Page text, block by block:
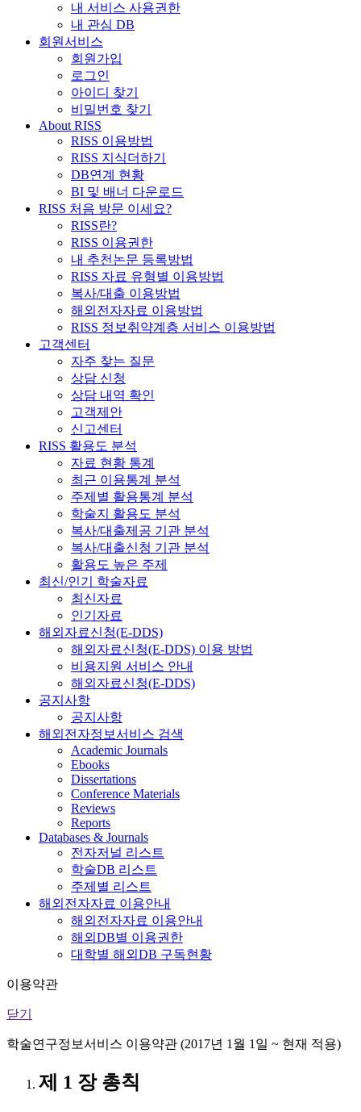
내 서비스 사용권한
내 관심 DB
회원서비스
회원가입
로그인
아이디 찾기
비밀번호 찾기
About RISS
RISS 이용방법
RISS 지식더하기
DB연계 현황
BI 및 배너 다운로드
RISS 처음 방문 이세요?
RISS란?
RISS 이용권한
내 추천논문 등록방법
RISS 자료 유형별 이용방법
복사/대출 이용방법
해외전자자료 이용방법
RISS 정보취약계층 서비스 이용방법
고객센터
자주 찾는 질문
상담 신청
상담 내역 확인
고객제안
신고센터
RISS 활용도 분석
자료 현황 통계
최근 이용통계 분석
주제별 활용통계 분석
학술지 활용도 분석
복사/대출제공 기관 분석
복사/대출신청 기관 분석
활용도 높은 주제
최신/인기 학술자료
최신자료
인기자료
해외자료신청(E-DDS)
해외자료신청(E-DDS) 이용 방법
비용지원 서비스 안내
해외자료신청(E-DDS)
공지사항
공지사항
해외전자정보서비스 검색
Academic Journals
Ebooks
Dissertations
Conference Materials
Reviews
Reports
Databases & Journals
전자저널 리스트
학술DB 리스트
주제별 리스트
해외전자자료 이용안내
해외전자자료 이용안내
해외DB별 이용권한
대학별 해외DB 구독현황
이용약관
닫기
학술연구정보서비스 이용약관 (2017년 1월 1일 ~ 현재 적용)
제 1 장 총칙